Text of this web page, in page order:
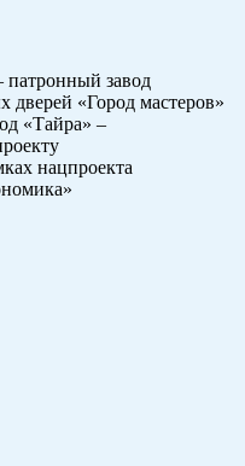
патронный завод
дверей «Город мастеров»
«Тайра» –
нацпроекта